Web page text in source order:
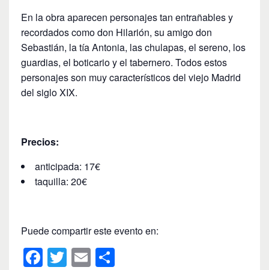
En la obra aparecen personajes tan entrañables y
recordados como don Hilarión, su amigo don
Sebastián, la tía Antonia, las chulapas, el sereno, los
guardias, el boticario y el tabernero. Todos estos
personajes son muy característicos del viejo Madrid
del siglo XIX.
Precios:
anticipada: 17€
taquilla: 20€
Puede compartir este evento en:
F T E